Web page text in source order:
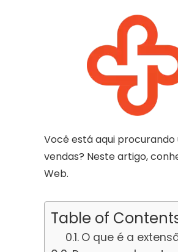
Você está aqui
vendas? Neste artigo,
Web.
Table of
O que é a